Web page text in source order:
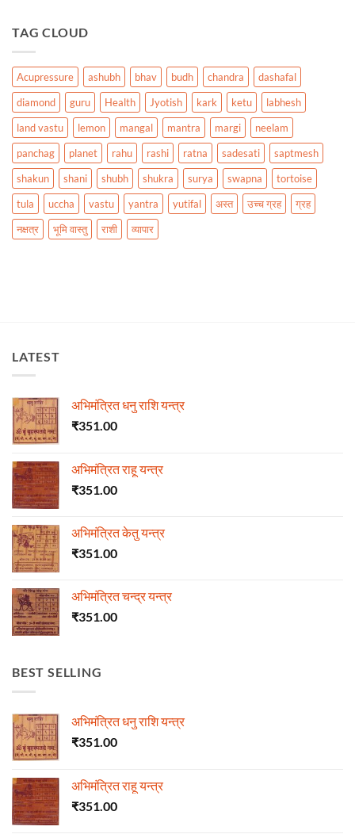
TAG CLOUD
Acupressure ashubh bhav budh chandra
dashafal
diamond
guru Health Jyotish kark ketu
labhesh
land vastu
lemon mangal mantra margi
neelam
panchag
planet rahu rashi ratna sadesati
saptmesh
shakun
shani shubh shukra surya swapna
tortoise
tula
uccha vastu yantra yutifal अस्त उच्च ग्रह
ग्रह
नक्षत्र
भूमि वास्तु राशी व्यापार
LATEST
अभिमंत्रित धनु राशि यन्त्र
₹351.00
अभिमंत्रित राहू यन्त्र
₹351.00
अभिमंत्रित केतु यन्त्र
₹351.00
अभिमंत्रित चन्द्र यन्त्र
₹351.00
BEST SELLING
अभिमंत्रित धनु राशि यन्त्र
₹351.00
अभिमंत्रित राहू यन्त्र
₹351.00